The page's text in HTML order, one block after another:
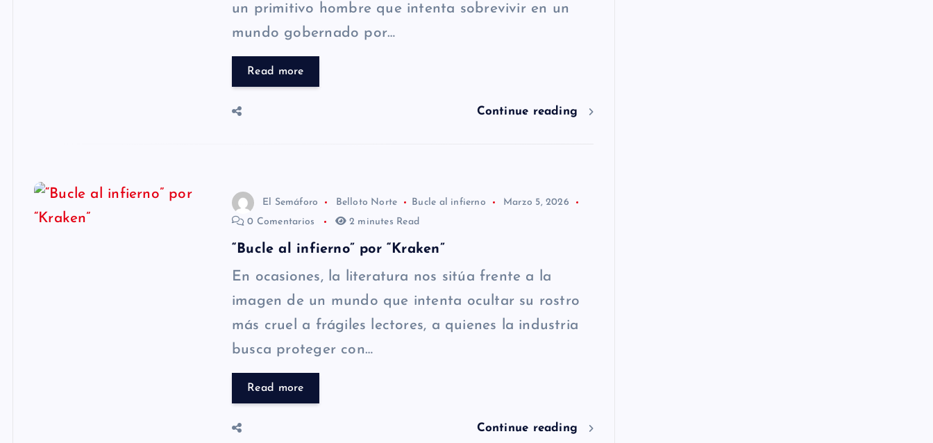
un primitivo hombre que intenta sobrevivir en un
mundo gobernado por…
Read more
Continue reading
El Semáforo Belloto Norte Bucle al infierno
Marzo 5, 2026
0 Comentarios
2 minutes Read
“Bucle al infierno” por “Kraken”
En ocasiones, la literatura nos sitúa frente a la
imagen de un mundo que intenta ocultar su rostro
más cruel a frágiles lectores, a quienes la industria
busca proteger con…
Read more
Continue reading